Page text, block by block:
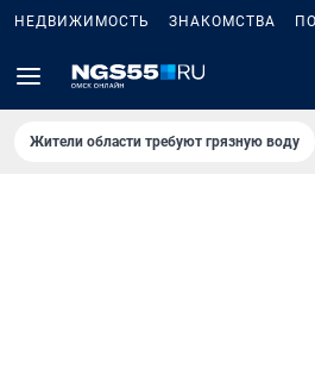
НЕДВИЖИМОСТЬ ЗНАКОМСТВА
Жители области требуют грязную воду